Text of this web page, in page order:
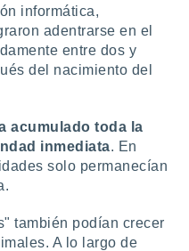
informática,
adentrarse en el
entre dos y
del nacimiento del
acumulado toda la
inmediata. En
solo permanecían
también podían crecer
A lo largo de